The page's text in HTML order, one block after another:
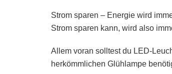
Strom sparen – Energie wird
Strom sparen kann, wird also
Allem voran solltest du LED-
herkömmlichen Glühlampe